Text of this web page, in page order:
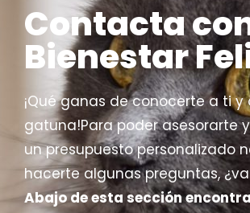
Contacta
Bienestar
¡Qué ganas de conocerte a ti
gatuna!Para poder asesorarte
un presupuesto personalizado
hacerte algunas preguntas,
Abajo de esta sección